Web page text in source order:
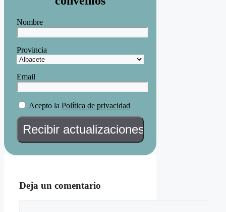
Nombre
Provincia
Email
Acepto la Política de privacidad
Deja un comentario